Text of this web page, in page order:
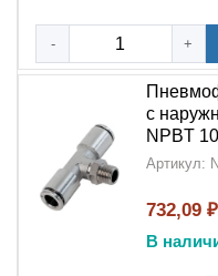
- +
с
NPBT
Артикул:
732,09
В